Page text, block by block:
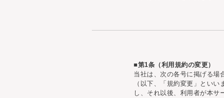
■第1条（利用規約の変更）
当社は、次の各号に掲げる場
（以下、「規約変更」とい
し、それ以後、利用者が本サ